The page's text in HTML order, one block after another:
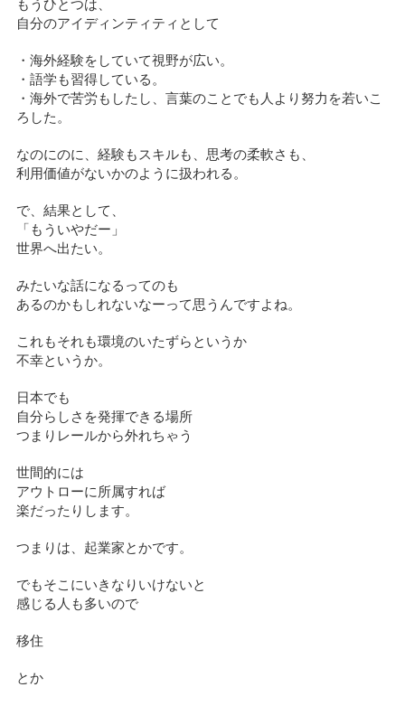
もうひとつは、
自分のアイディンティティとして
・海外経験をしていて視野が広い。
・語学も習得している。
・海外で苦労もしたし、言葉のことでも人より努力を若いこ
ろした。
なのにのに、経験もスキルも、思考の柔軟さも、
利用価値がないかのように扱われる。
で、結果として、
「もういやだー」
世界へ出たい。
みたいな話になるってのも
あるのかもしれないなーって思うんですよね。
これもそれも環境のいたずらというか
不幸というか。
日本でも
自分らしさを発揮できる場所
つまりレールから外れちゃう
世間的には
アウトローに所属すれば
楽だったりします。
つまりは、起業家とかです。
でもそこにいきなりいけないと
感じる人も多いので
移住
とか